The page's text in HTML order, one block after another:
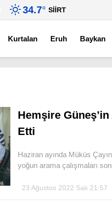
34.7° SIIRT
Kurtalan Eruh Baykan
Hemşire Güneş’in
Etti
Haziran ayında Müküs
yoğun arama çalışmaları
23 Ağustos 2022 Salı 21:57